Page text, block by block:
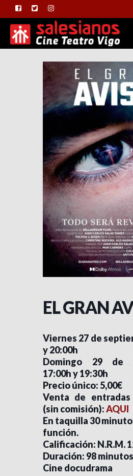
EL GRAN
Viernes 27 de
y 20:00h
Domingo 29 de
17:00h y 19:30h
Precio único: 5,00€
Venta de entradas
(sin comisión):AQUI
En taquilla 30
función.
Calificación: N.R.M.
Duración: 98 minutos
Cine docudrama